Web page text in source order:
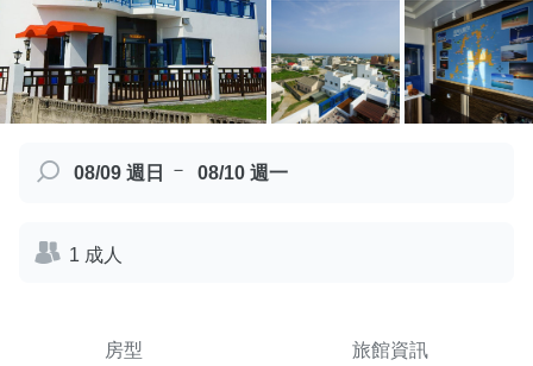
08/09 週日 － 08/10 週一
1 成人
房型 旅館資訊